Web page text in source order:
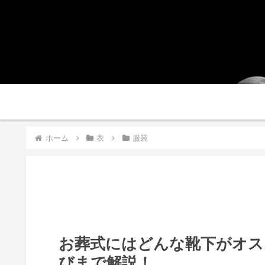
ホーム 衣 服装
お葬式にはどんな靴下がオ